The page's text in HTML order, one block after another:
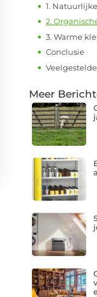
1.
2.
3. Warme
Conclusie
Meer